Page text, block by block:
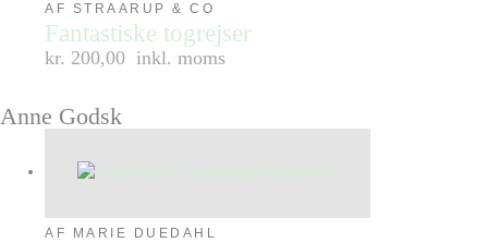
AF STRAARUP & CO
Fantastiske togrejser
kr. 200,00 inkl. moms
Anne Godsk
AF MARIE DUEDAHL